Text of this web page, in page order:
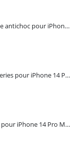
Coque Guardian Series mate antichoc pour iPhone 15 Pro Max avec Magsafe Noir - Torras
Coque antichoc Guardian Series pour iPhone 14 Pro Max - TORRAS
Coque Magnétique Ostand pour iPhone 14 Pro Max - Violet Foncé - TORRAS